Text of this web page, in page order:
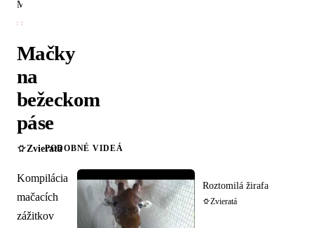
Mačky
na
bežeckom
páse
Zvieratá
Kompilácia
mačacích
zážitkov
PODOBNÉ VIDEÁ
Roztomilá žirafa
Zvieratá